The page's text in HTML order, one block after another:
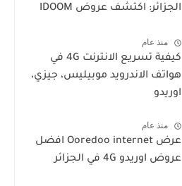
الجزائر: اكتشف عروض IDOOM
منذ عام
كيفية تسريع الانترنت 4G في
هواتف الاندرويد موبيليس، جيزي،
اوريدو
منذ عام
عرض Ooredoo internet افضل
عروض اوريدو 4G في الجزائر